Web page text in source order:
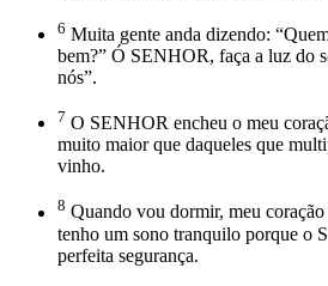
6 Muita gente anda dizendo:
bem?” Ó SENHOR, faça a luz do
nós”.
7 O SENHOR encheu o meu
muito maior que daqueles que
vinho.
8 Quando vou dormir, meu coração
tenho um sono tranquilo porque o
perfeita segurança.